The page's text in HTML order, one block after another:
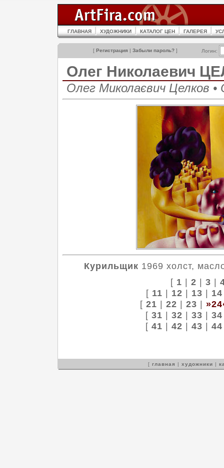
ГЛАВНАЯ ХУДОЖНИКИ КАТАЛОГ ЦЕН ГАЛЕРЕЯ
[ Регистрация | Забыли пароль? ] Логин:
Олег Николаевич
Олег Миколаєвич Целков •
Курильщик 1969 холст,
[ 1 | 2 | 3 |
[ 11 | 12 | 13 | 14
[ 21 | 22 | 23 |
[ 31 | 32 | 33 | 34
[ 41 | 42 | 43 | 44
[ главная | художники |